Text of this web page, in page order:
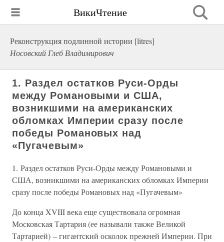
ВикиЧтение
Реконструкция подлинной истории [litres]
Носовский Глеб Владимирович
1. Раздел остатков Руси-Орды
между Романовыми и США,
возникшими на американских
обломках Империи сразу после
победы Романовых над
«Пугачевым»
1. Раздел остатков Руси-Орды между Романовыми и
США, возникшими на американских обломках Империи
сразу после победы Романовых над «Пугачевым»
До конца XVIII века еще существовала огромная
Московская Тартария (ее называли также Великой
Тартарией) – гигантский осколок прежней Империи. При